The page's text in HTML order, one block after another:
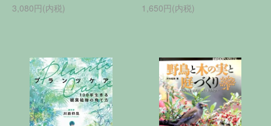
3,080円(内税)
1,650円(内税)